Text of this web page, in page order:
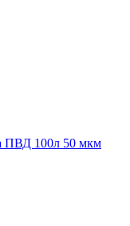
ПВД 100л 50 мкм